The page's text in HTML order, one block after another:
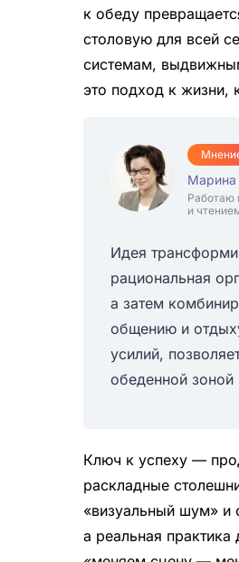
к обеду
столовую для всей
системам,
это подход к жизни,
Марина
Работаю
и
Идея
рациональная
а затем
общению и
усилий,
обеденной
Ключ к успеху —
раскладные
«визуальный шум» и
а реальная